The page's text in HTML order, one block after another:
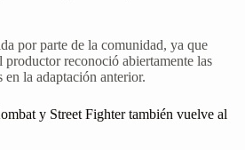
por parte de la comunidad, ya que
productor reconoció abiertamente las
en la adaptación anterior.
y Street Fighter también vuelve al